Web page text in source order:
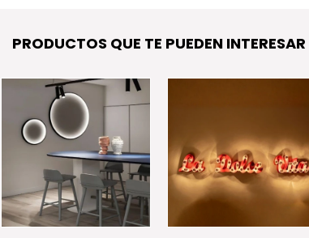
PRODUCTOS QUE TE PUEDEN INTERESAR